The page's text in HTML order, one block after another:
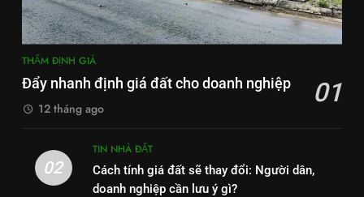
THẨM ĐỊNH GIÁ
Đẩy nhanh định giá đất cho doanh nghiệp 01
12 tháng ago
02
TIN NHÀ ĐẤT
Cách tính giá đất sẽ thay đổi: Người dân,
doanh nghiệp cần lưu ý gì?